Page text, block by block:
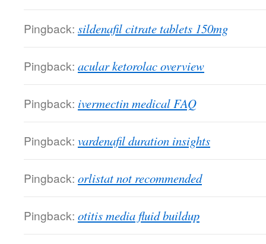
Pingback: sildenafil citrate tablets 150mg
Pingback: acular ketorolac overview
Pingback: ivermectin medical FAQ
Pingback: vardenafil duration insights
Pingback: orlistat not recommended
Pingback: otitis media fluid buildup